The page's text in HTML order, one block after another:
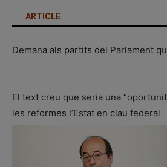
ARTICLE
Demana als partits del Parlament
El text creu que seria una
les reformes l’Estat en clau federal